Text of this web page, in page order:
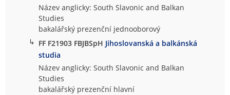
Název anglicky: South Slavonic and Balkan
Studies
bakalářský prezenční jednooborový
↳ FF F21903 FBJBSpH Jihoslovanská a balkánská
studia
Název anglicky: South Slavonic and Balkan
Studies
bakalářský prezenční hlavní